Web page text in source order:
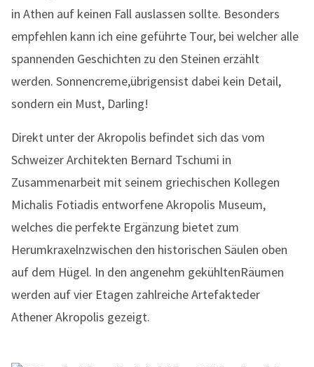
in Athen auf keinen Fall auslassen sollte. Besonders
empfehlen kann ich eine geführte Tour, bei welcher alle
spannenden Geschichten zu den Steinen erzählt
werden. Sonnencreme,übrigensist dabei kein Detail,
sondern ein Must, Darling!
Direkt unter der Akropolis befindet sich das vom
Schweizer Architekten Bernard Tschumi in
Zusammenarbeit mit seinem griechischen Kollegen
Michalis Fotiadis entworfene Akropolis Museum,
welches die perfekte Ergänzung bietet zum
Herumkraxelnzwischen den historischen Säulen oben
auf dem Hügel. In den angenehm gekühltenRäumen
werden auf vier Etagen zahlreiche Artefakteder
Athener Akropolis gezeigt.